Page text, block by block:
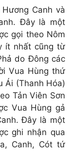
Canh và
Đây là một
gọi theo Nôm
ít nhất cũng từ
do Đông các
Vua Hùng thứ
Ái (Thanh Hóa)
Tản Viên Sơn
Vua Hùng gả
Đây là một
ghi nhận qua
Canh, Cót tứ